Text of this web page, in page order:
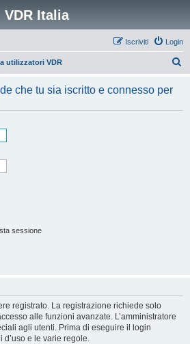
VDR Italia
Login
Iscriviti
utilizzatori VDR
c
che tu sia iscritto e connesso per
sessione
registrato. La registrazione richiede solo
alle funzioni avanzate. L’amministratore
agli utenti. Prima di eseguire il login
e le varie regole.